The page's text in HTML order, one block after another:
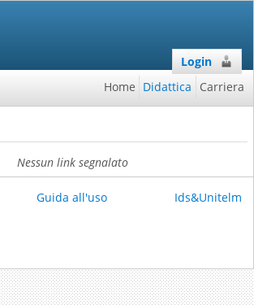
Login
Home Didattica Carriera
Nessun link segnalato
Guida all'uso Ids&Unitelm